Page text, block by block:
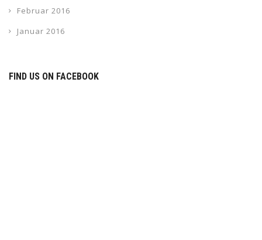
Februar 2016
Januar 2016
FIND US ON FACEBOOK